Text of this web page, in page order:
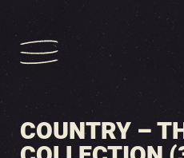
COUNTRY –